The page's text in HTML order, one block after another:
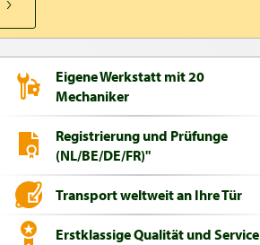
Eigene Werkstatt mit 20
Mechaniker
Registrierung und Prüfunge
(NL/BE/DE/FR)"
Transport weltweit an Ihre Tür
Erstklassige Qualität und Service